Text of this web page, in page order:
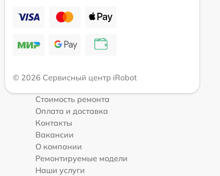
© 2026 Сервисный центр iRobot
Стоимость ремонта
Оплата и доставка
Контакты
Вакансии
О компании
Ремонтируемые модели
Наши услуги